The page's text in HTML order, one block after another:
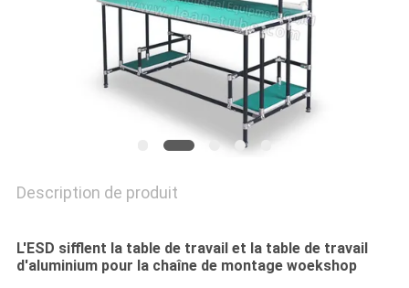
Description de produit
L'ESD sifflent la table de travail et la table de travail
d'aluminium pour la chaîne de montage woekshop